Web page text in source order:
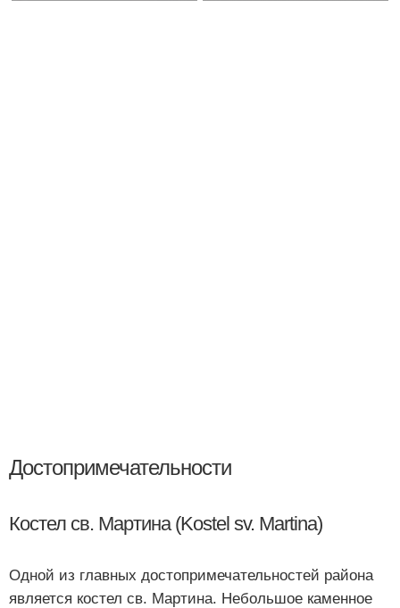
Достопримечательности
Костел св. Мартина (Kostel sv. Martina)
Одной из главных достопримечательностей района
является костел св. Мартина. Небольшое каменное